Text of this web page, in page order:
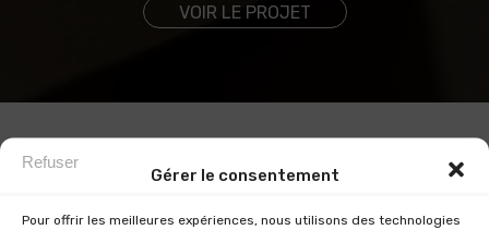
Gérer le consentement
Pour offrir les meilleures expériences, nous utilisons des technologies
Refuser
VOIR LE PROJET